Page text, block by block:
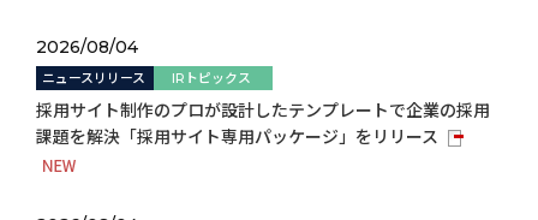
2026/08/04
ニュースリリース IRトピックス
採用サイト制作のプロが設計したテンプレートで企業の採用
課題を解決「採用サイト専用パッケージ」をリリース